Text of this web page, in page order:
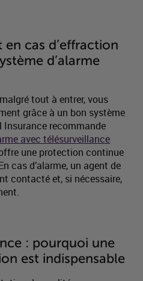
cas d’effraction
d’alarme
tout à entrer, vous
grâce à un bon système
Insurance recommande
avec télésurveillance
une protection continue
cas d’alarme, un agent de
contacté et, si nécessaire,
: pourquoi une
est indispensable